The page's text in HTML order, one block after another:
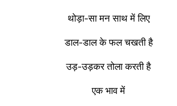
थोड़ा-सा मन साथ में लिए
डाल-डाल के फल चखती है
उड़-उड़कर तोला करती है
एक भाव में